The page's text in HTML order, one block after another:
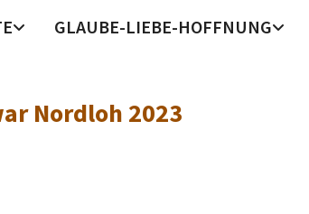
GLAUBE-LIEBE-HOFFNUNG
Nordloh 2023